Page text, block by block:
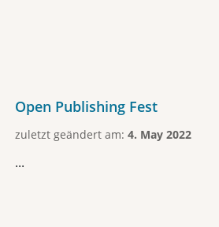
Open Publishing Fest
zuletzt geändert am: 4. May 2022
...